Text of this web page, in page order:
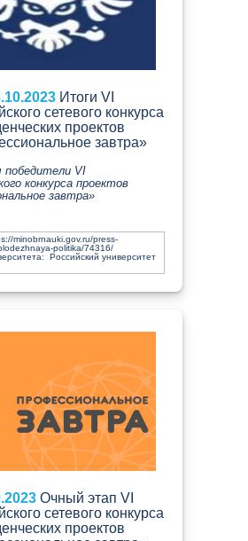
Итоги VI
сетевого конкурса
проектов
завтра»
победители VI
конкурса проектов
завтра»
minobrnauki.gov.ru/press-
politika/74316/
Российский университет
Очный этап VI
сетевого конкурса
проектов